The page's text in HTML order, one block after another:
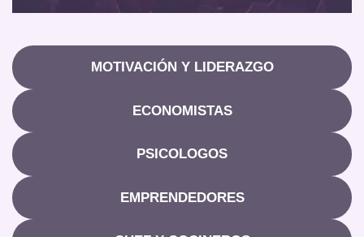
MOTIVACIÓN Y LIDERAZGO
ECONOMISTAS
PSICOLOGOS
EMPRENDEDORES